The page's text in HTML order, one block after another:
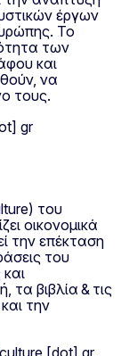
έργων
Το
των
και
να
τους.
gr
του
οικονομικά
την επέκταση
του
τα βιβλία & τις
την
culture [dot] gr